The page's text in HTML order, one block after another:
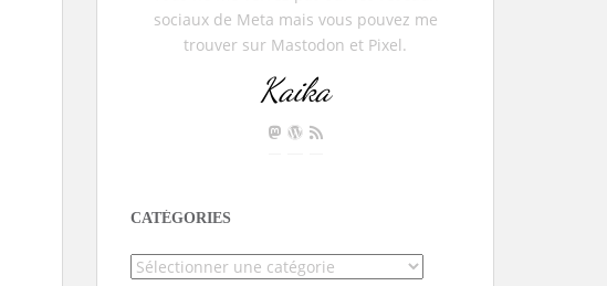
sociaux de Meta mais vous pouvez me
trouver sur Mastodon et Pixel.
Kaika
CATÉGORIES
Catégories